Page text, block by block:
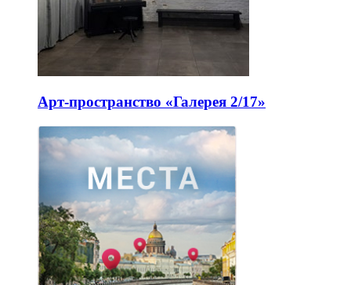
Арт-пространство «Галерея 2/17»